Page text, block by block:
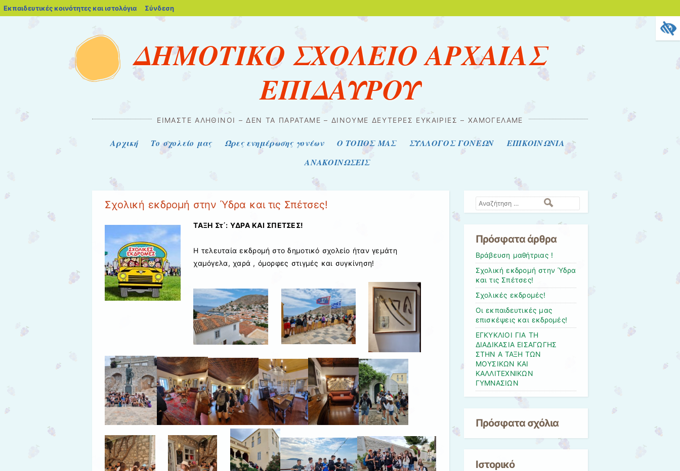
Εκπαιδευτικές κοινότητες και ιστολόγια blogs.sch.gr
Σύνδεση
ΔΗΜΟΤΙΚΟ ΣΧΟΛΕΙΟ ΑΡΧΑΙΑΣ
ΕΠΙΔΑΥΡΟΥ
ΕΊΜΑΣΤΕ ΑΛΗΘΙΝΟΊ – ΔΕΝ ΤΑ ΠΑΡΑΤΆΜΕ – ΔΊΝΟΥΜΕ ΔΕΎΤΕΡΕΣ ΕΥΚΑΙΡΊΕΣ – ΧΑΜΟΓΕΛΆΜΕ
Μενού
Μετάβαση στο περιεχόμενο
Αρχική Το σχολείο μας Ώρες ενημέρωσης γονέων Ο ΤΟΠΟΣ ΜΑΣ ΣΥΛΛΟΓΟΣ ΓΟΝΕΩΝ
ΕΠΙΚΟΙΝΩΝΙΑ
ΑΝΑΚΟΙΝΩΣΕΙΣ
Σχολική εκδρομή στην Ύδρα και τις Σπέτσες!
ΤΑΞΗ Στ΄: ΥΔΡΑ ΚΑΙ ΣΠΕΤΣΕΣ!
Η τελευταία εκδρομή στο δημοτικό σχολείο ήταν γεμάτη
χαμόγελα, χαρά , όμορφες στιγμές και συγκίνηση!
Αναζήτηση
Πρόσφατα άρθρα
Βράβευση μαθήτριας !
Σχολική εκδρομή στην Ύδρα
και τις Σπέτσες!
Σχολικές εκδρομές!
Οι εκπαιδευτικές μας
επισκέψεις και εκδρομές!
ΕΓΚΥΚΛΙΟΙ ΓΙΑ ΤΗ
ΔΙΑΔΙΚΑΣΙΑ ΕΙΣΑΓΩΓΗΣ
ΣΤΗΝ Α ΤΑΞΗ ΤΩΝ
ΜΟΥΣΙΚΩΝ ΚΑΙ
ΚΑΛΛΙΤΕΧΝΙΚΩΝ
ΓΥΜΝΑΣΙΩΝ
Πρόσφατα σχόλια
Ιστορικό